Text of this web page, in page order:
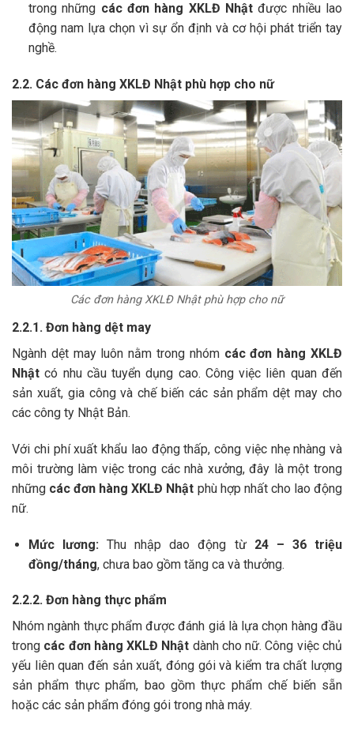
trong những các đơn hàng XKLĐ Nhậtđược nhiều lao
động nam lựa chọn vì sự ổn định và cơ hội phát triển tay
nghề.
2.2. Các đơn hàng XKLĐ Nhật phù hợp cho nữ
Các đơn hàng XKLĐ Nhật phù hợp cho nữ
2.2.1. Đơn hàng dệt may
Ngành dệt may luôn nằm trong nhóm các đơn hàng XKLĐ
Nhật có nhu cầu tuyển dụng cao. Công việc liên quan đến
sản xuất, gia công và chế biến các sản phẩm dệt may cho
các công ty Nhật Bản.
Với chi phí xuất khẩu lao động thấp, công việc nhẹ nhàng và
môi trường làm việc trong các nhà xưởng, đây là một trong
những các đơn hàng XKLĐ Nhật phù hợp nhất cho lao động
nữ.
Mức lương: Thu nhập dao động từ 24 – 36 triệu
đồng/tháng, chưa bao gồm tăng ca và thưởng.
2.2.2. Đơn hàng thực phẩm
Nhóm ngành thực phẩm được đánh giá là lựa chọn hàng đầu
trong các đơn hàng XKLĐ Nhật dành cho nữ. Công việc chủ
yếu liên quan đến sản xuất, đóng gói và kiểm tra chất lượng
sản phẩm thực phẩm, bao gồm thực phẩm chế biến sẵn
hoặc các sản phẩm đóng gói trong nhà máy.